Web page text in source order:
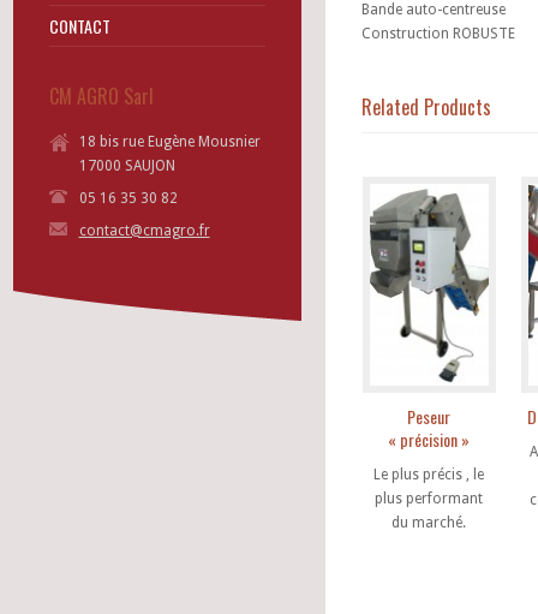
Bande auto-centreuse
Construction ROBUSTE
Related Products
Peseur
« précision »
Le plus précis , le
plus performant
du marché.
CONTACT
CM AGRO Sarl
18 bis rue Eugène Mousnier
17000 SAUJON
05 16 35 30 82
contact@cmagro.fr